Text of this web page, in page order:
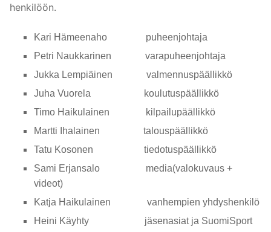
henkilöön.
Kari Hämeenaho puheenjohtaja
Petri Naukkarinen varapuheenjohtaja
Jukka Lempiäinen valmennuspäällikkö
Juha Vuorela koulutuspäällikkö
Timo Haikulainen kilpailupäällikkö
Martti Ihalainen talouspäällikkö
Tatu Kosonen tiedotuspäällikkö
Sami Erjansalo media(valokuvaus +
videot)
Katja Haikulainen vanhempien yhdyshenkilö
Heini Käyhty jäsenasiat ja SuomiSport